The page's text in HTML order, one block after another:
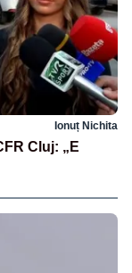
Ionuț Nichita
Cluj: „E